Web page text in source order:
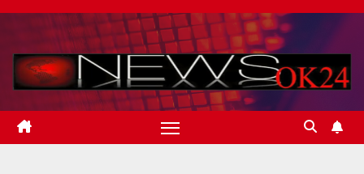
Skip
content